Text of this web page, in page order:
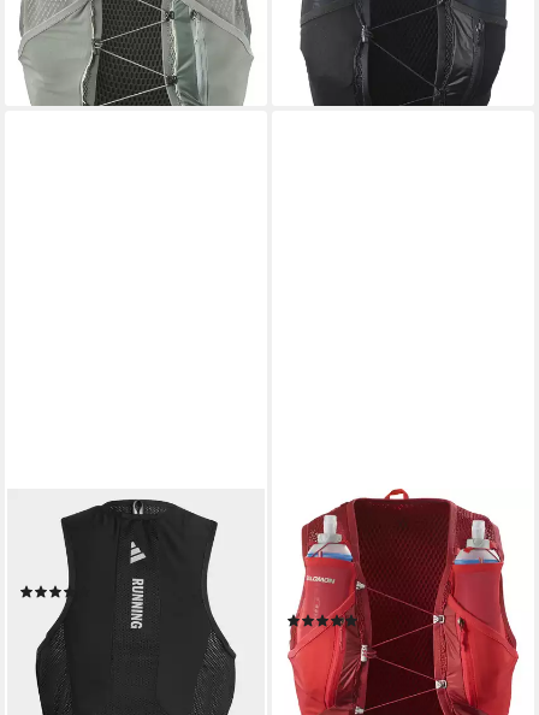
89,99 €
lieferbar - in 1-2 Werktagen bei dir
ab 80,99 € UVP100,00 €
-19%
lieferbar - in 1-2 Werktagen bei dir
ADIDAS PERFORMANCE
Funktionsweste RUNNING
CLIMACOOL WESTE (1-tlg)
ab 68,99 €
lieferbar - in 1-2 Werktagen bei dir
SALOMON
Trinkrucksack ACTIVE SKIN
12 SET, aus Polyamid, auch in
großen Größen
(1)
ab 104,99 € UVP 130,00 €
-19%
lieferbar - in 1-2 Werktagen bei dir